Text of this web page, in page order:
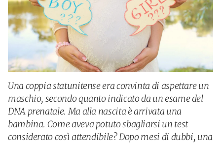
Una coppia statunitense era convinta di aspettare un
maschio, secondo quanto indicato da un esame del
DNA prenatale. Ma alla nascita è arrivata una
bambina. Come aveva potuto sbagliarsi un test
considerato così attendibile? Dopo mesi di dubbi, una